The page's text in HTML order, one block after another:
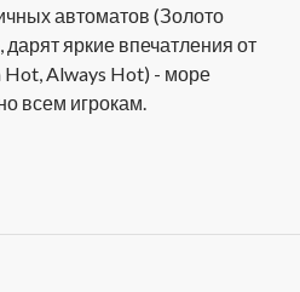
автоматов (Золото
яркие впечатления от
Always Hot) - море
всем игрокам.
Club — один из лидеров